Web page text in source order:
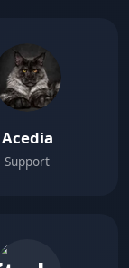
Acedia
Support